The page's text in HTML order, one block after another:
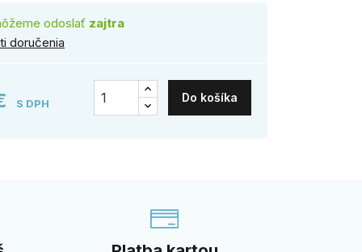
odoslať zajtra
doručenia
S DPH Do košíka